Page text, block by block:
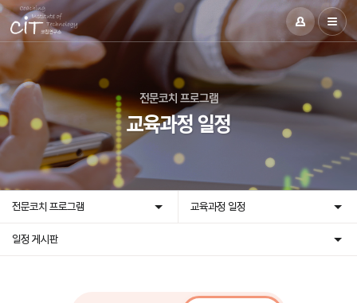
전문코치 프로그램
교육과정 일정
전문코치 프로그램 교육과정 일정
일정 게시판